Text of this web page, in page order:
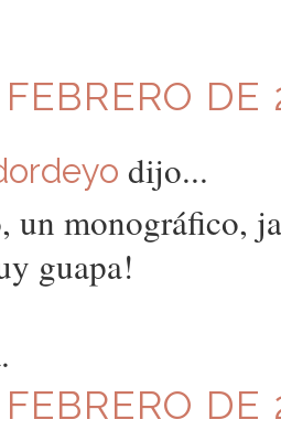
dijo...
un monográfico,
guapa!